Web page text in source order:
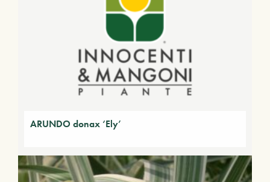
ARUNDO donax ‘Ely’